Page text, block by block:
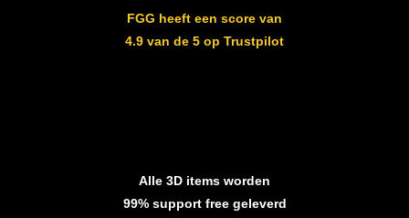
FGG heeft een score van
4.9 van de 5 op Trustpilot
Alle 3D items worden
99% support free geleverd